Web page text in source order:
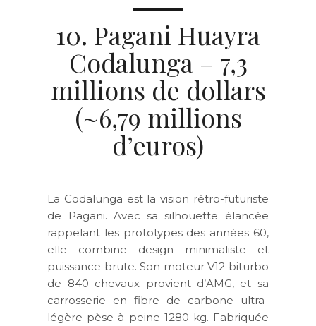
10. Pagani Huayra
Codalunga – 7,3
millions de dollars
(~6,79 millions
d’euros)
La Codalunga est la vision rétro-futuriste
de Pagani. Avec sa silhouette élancée
rappelant les prototypes des années 60,
elle combine design minimaliste et
puissance brute. Son moteur V12 biturbo
de 840 chevaux provient d’AMG, et sa
carrosserie en fibre de carbone ultra-
légère pèse à peine 1280 kg. Fabriquée